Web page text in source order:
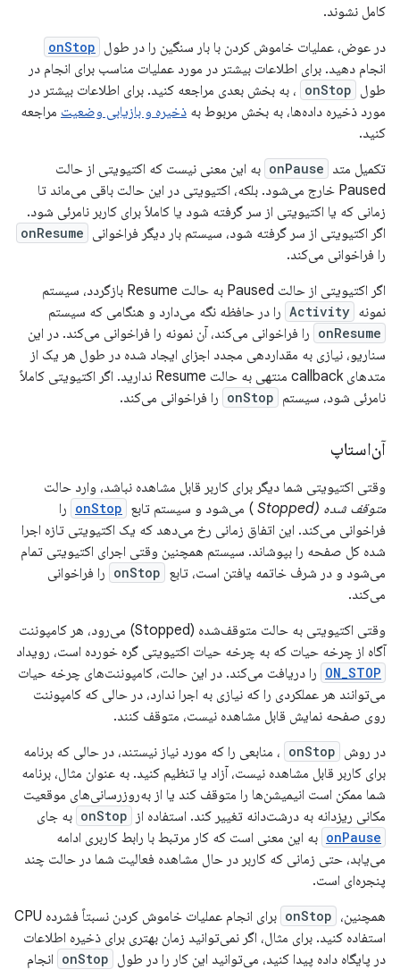
کامل نشوند.
در عوض، عملیات خاموش کردن با بار سنگین را در طول onStop
انجام دهید. برای اطلاعات بیشتر در مورد عملیات مناسب برای انجام در
طول onStop ، به بخش بعدی مراجعه کنید. برای اطلاعات بیشتر در
مورد ذخیره داده‌ها، به بخش مربوط به ذخیره و بازیابی وضعیت مراجعه
کنید.
تکمیل متد onPause به این معنی نیست که اکتیویتی از حالت
Paused خارج می‌شود. بلکه، اکتیویتی در این حالت باقی می‌ماند تا
زمانی که یا اکتیویتی از سر گرفته شود یا کاملاً برای کاربر نامرئی شود.
اگر اکتیویتی از سر گرفته شود، سیستم بار دیگر فراخوانی onResume
را فراخوانی می‌کند.
اگر اکتیویتی از حالت Paused به حالت Resume بازگردد، سیستم
نمونه Activity را در حافظه نگه می‌دارد و هنگامی که سیستم
onResume را فراخوانی می‌کند، آن نمونه را فراخوانی می‌کند. در این
سناریو، نیازی به مقداردهی مجدد اجزای ایجاد شده در طول هر یک از
متدهای callback منتهی به حالت Resume ندارید. اگر اکتیویتی کاملاً
نامرئی شود، سیستم onStop را فراخوانی می‌کند.
آن‌استاپ
وقتی اکتیویتی شما دیگر برای کاربر قابل مشاهده نباشد، وارد حالت
متوقف شده (Stopped
) می‌شود و سیستم تابع onStop را
فراخوانی می‌کند. این اتفاق زمانی رخ می‌دهد که یک اکتیویتی تازه اجرا
شده کل صفحه را بپوشاند. سیستم همچنین وقتی اجرای اکتیویتی تمام
می‌شود و در شرف خاتمه یافتن است، تابع onStop را فراخوانی
می‌کند.
وقتی اکتیویتی به حالت متوقف‌شده (Stopped) می‌رود، هر کامپوننت
آگاه از چرخه حیات که به چرخه حیات اکتیویتی گره خورده است، رویداد
ON_STOP را دریافت می‌کند. در این حالت، کامپوننت‌های چرخه حیات
می‌توانند هر عملکردی را که نیازی به اجرا ندارد، در حالی که کامپوننت
روی صفحه نمایش قابل مشاهده نیست، متوقف کنند.
در روش onStop ، منابعی را که مورد نیاز نیستند، در حالی که برنامه
برای کاربر قابل مشاهده نیست، آزاد یا تنظیم کنید. به عنوان مثال، برنامه
شما ممکن است انیمیشن‌ها را متوقف کند یا از به‌روزرسانی‌های موقعیت
مکانی ریزدانه به درشت‌دانه تغییر کند. استفاده از
onStop به جای
onPause به این معنی است که کار مرتبط با رابط کاربری ادامه
می‌یابد، حتی زمانی که کاربر در حال مشاهده فعالیت شما در حالت چند
پنجره‌ای است.
همچنین، onStop
برای انجام عملیات خاموش کردن نسبتاً فشرده CPU
استفاده کنید. برای مثال، اگر نمی‌توانید زمان بهتری برای ذخیره اطلاعات
در پایگاه داده پیدا کنید، می‌توانید این کار را در طول onStop انجام